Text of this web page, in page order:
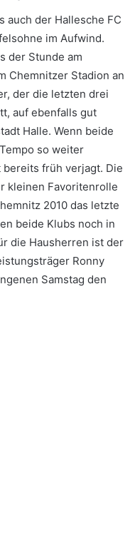
auch der Hallesche FC
im Aufwind.
der Stunde am
Chemnitzer Stadion an
der die letzten drei
auf ebenfalls gut
Halle. Wenn beide
so weiter
früh verjagt. Die
kleinen Favoritenrolle
2010 das letzte
beide Klubs noch in
die Hausherren ist der
Ronny
Samstag den